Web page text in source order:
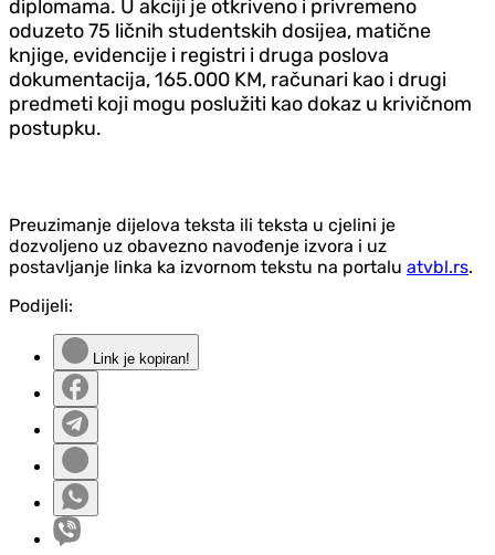
diplomama. U akciji je otkriveno i privremeno
oduzeto 75 ličnih studentskih dosijea, matične
knjige, evidencije i registri i druga poslova
dokumentacija, 165.000 KM, računari kao i drugi
predmeti koji mogu poslužiti kao dokaz u krivičnom
postupku.
Preuzimanje dijelova teksta ili teksta u cjelini je
dozvoljeno uz obavezno navođenje izvora i uz
postavljanje linka ka izvornom tekstu na portalu atvbl.rs.
Podijeli:
Link je kopiran!